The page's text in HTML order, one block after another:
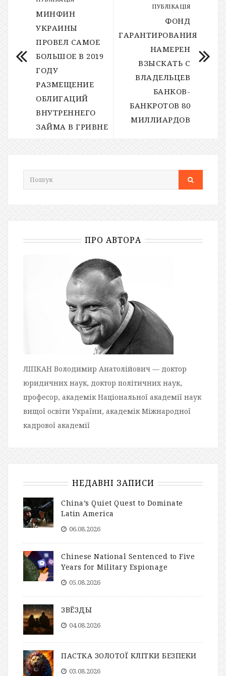
МИНФИН
УКРАИНЫ
ПРОВЕЛ САМОЕ
БОЛЬШОЕ В 2019
ГОДУ
РАЗМЕЩЕНИЕ
ОБЛИГАЦИЙ
ВНУТРЕННЕГО
ЗАЙМА В ГРИВНЕ
ПУБЛІКАЦІЯ
ФОНД
ГАРАНТИРОВАНИЯ
НАМЕРЕН
ВЗЫСКАТЬ С
ВЛАДЕЛЬЦЕВ
БАНКОВ-
БАНКРОТОВ 80
МИЛЛИАРДОВ
ПРО АВТОРА
ЛІПКАН Володимир Анатолійович — доктор
юридичних наук, доктор політичних наук,
професор, академік Національної академії наук
вищої освіти України, академік Міжнародної
кадрової академії
НЕДАВНІ ЗАПИСИ
China’s Quiet Quest to Dominate
Latin America
06.08.2026
Chinese National Sentenced to Five
Years for Military Espionage
05.08.2026
ЗВЁЗДЫ
04.08.2026
ПАСТКА ЗОЛОТОЇ КЛІТКИ БЕЗПЕКИ
03.08.2026